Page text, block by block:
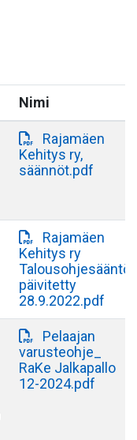
Nimi
Rajamäen
Kehitys ry,
säännöt.pdf
Rajamäen
Kehitys ry
Talousohjesääntö,
päivitetty
28.9.2022.pdf
Pelaajan
varusteohje_
RaKe Jalkapallo
12-2024.pdf